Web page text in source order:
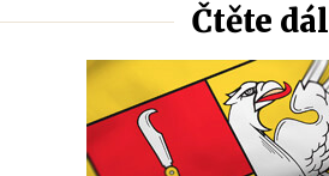
Čtěte